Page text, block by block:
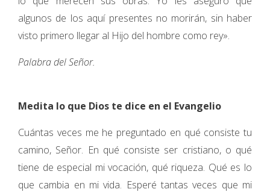
algunos de los aquí presentes no morirán, sin haber
visto primero llegar al Hijo del hombre como rey».
Palabra del Señor.
Medita lo que Dios te dice en el Evangelio
Cuántas veces me he preguntado en qué consiste tu
camino, Señor. En qué consiste ser cristiano, o qué
tiene de especial mi vocación, qué riqueza. Qué es lo
que cambia en mi vida. Esperé tantas veces que mi